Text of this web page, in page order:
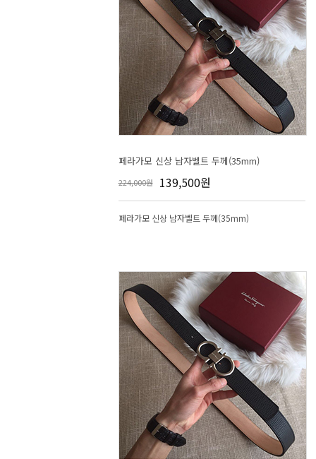
페라가모 신상 남자벨트 두께(35mm)
224,000원 139,500원
페라가모 신상 남자벨트 두께(35mm)